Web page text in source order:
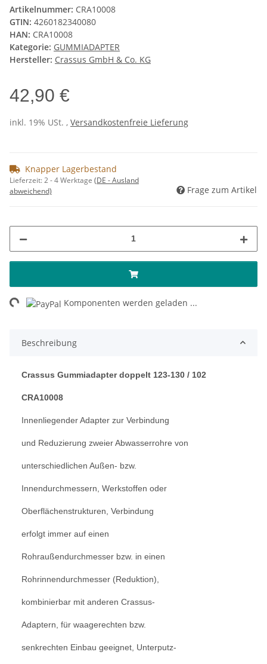
Artikelnummer: CRA10008
GTIN: 4260182340080
HAN: CRA10008
Kategorie: GUMMIADAPTER
Hersteller: Crassus GmbH & Co. KG
42,90 €
inkl. 19% USt. , Versandkostenfreie Lieferung
Knapper Lagerbestand
Lieferzeit:2 - 4 Werktage (DE - Ausland
abweichend)
Frage zum Artikel
Komponenten werden geladen ...
Beschreibung
Crassus Gummiadapter doppelt 123-130 / 102
CRA10008
Innenliegender Adapter zur Verbindung
und Reduzierung zweier Abwasserrohre von
unterschiedlichen Außen- bzw.
Innendurchmessern, Werkstoffen oder
Oberflächenstrukturen, Verbindung
erfolgt immer auf einen
Rohraußendurchmesser bzw. in einen
Rohrinnendurchmesser (Reduktion),
kombinierbar mit anderen Crassus-
Adaptern, für waagerechten bzw.
senkrechten Einbau geeignet, Unterputz-